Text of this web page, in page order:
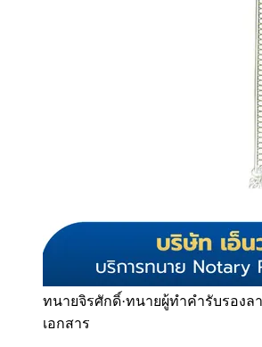
ทนายจิรศักดิ์·ทนายผู้ทำคำรับรองล
เอกสาร